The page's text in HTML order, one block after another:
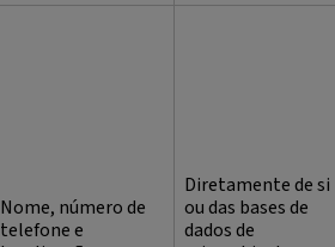
Nome, número de
telefone e
Diretamente de si
ou das bases de
dados de